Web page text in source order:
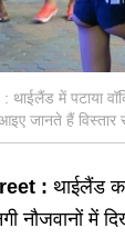
में पटाया
जानते हैं विस्तार
: थाईलैंड
नौजवानों में